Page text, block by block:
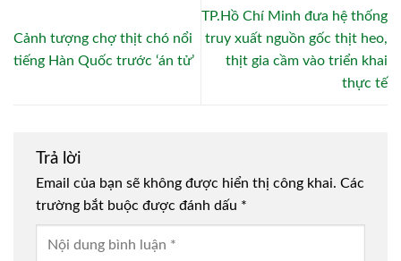
Cảnh tượng chợ thịt chó nổi
tiếng Hàn Quốc trước ‘án tử’
TP.Hồ Chí Minh đưa hệ thống
truy xuất nguồn gốc thịt heo,
thịt gia cầm vào triển khai
thực tế
Trả lời
Email của bạn sẽ không được hiển thị công khai. Các
trường bắt buộc được đánh dấu *